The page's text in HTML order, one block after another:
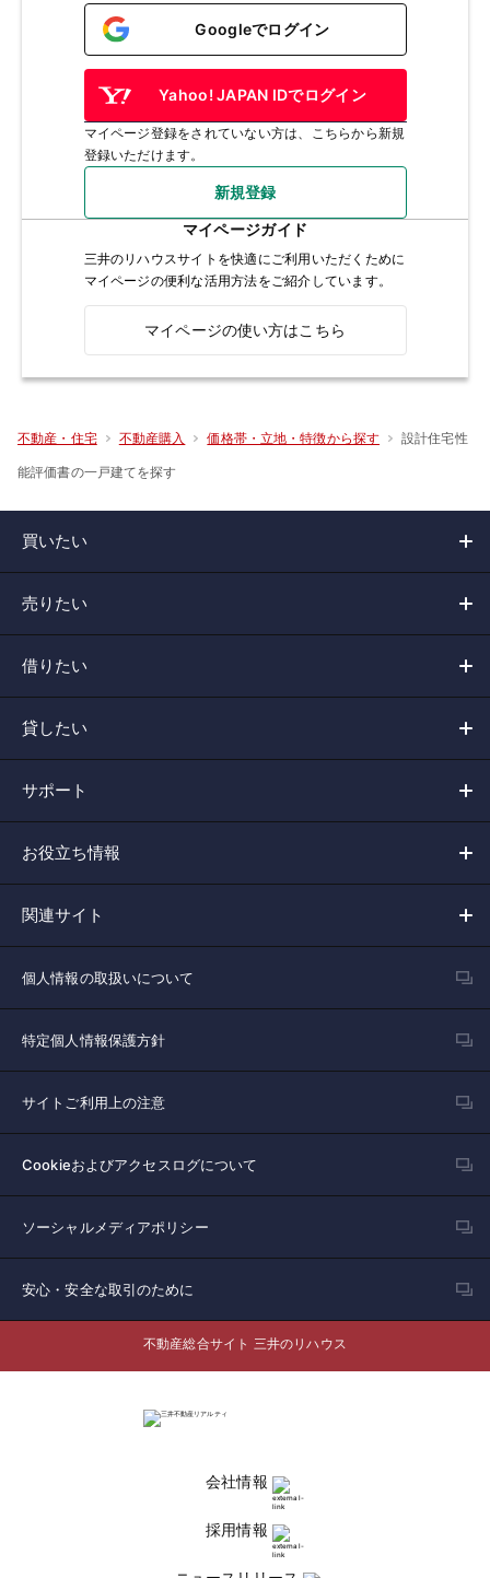
Googleでログイン
Yahoo! JAPAN IDでログイン
マイページ登録をされていない方は、こちらから新規
登録いただけます。
新規登録
マイページガイド
三井のリハウスサイトを快適にご利用いただくために
マイページの便利な活用方法をご紹介しています。
マイページの使い方はこちら
不動産・住宅 不動産購入 価格帯・立地・特徴から探す 設計住宅性
能評価書の一戸建てを探す
買いたい
売りたい
借りたい
貸したい
サポート
お役立ち情報
関連サイト
個人情報の取扱いについて
特定個人情報保護方針
サイトご利用上の注意
Cookieおよびアクセスログについて
ソーシャルメディアポリシー
安心・安全な取引のために
不動産総合サイト 三井のリハウス
会社情報
採用情報